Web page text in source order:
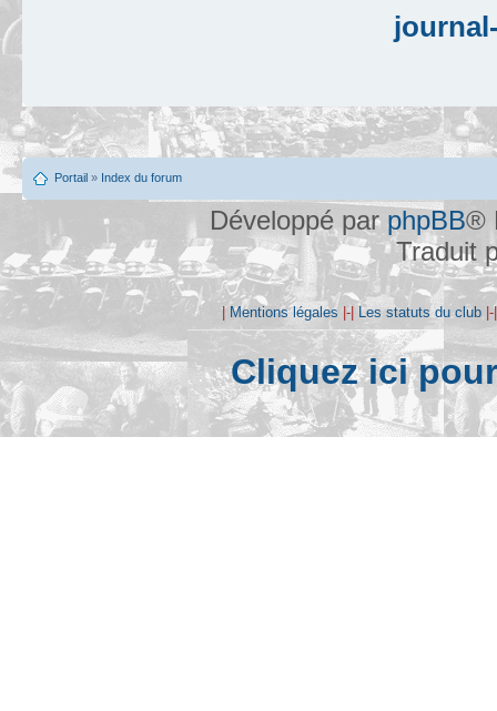
Portail » Index du forum
Développé par phpBB®
Traduit
Mentions légales |-| Les statuts du club
Cliquez ici